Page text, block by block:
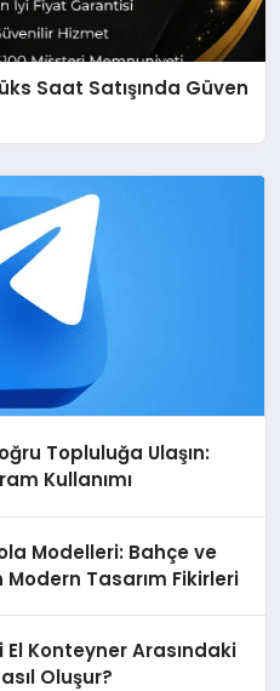
Saat Satışında Güven
Topluluğa Ulaşın:
Kullanımı
Modelleri: Bahçe ve
Tasarım Fikirleri
El Konteyner Arasındaki
Oluşur?